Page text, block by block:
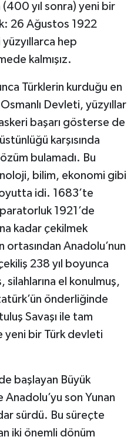
(400 yıl sonra) yeni bir
26 Ağustos 1922
hep
kalmışız.
Türklerin kurduğu en
Devleti, yüzyıllar
başarı gösterse de
karşısında
bulamadı. Bu
bilim, ekonomi gibi
idi. 1683’te
1921’de
kadar çekilmek
ortasından Anadolu’nun
238 yıl boyunca
silahlarına el konulmuş,
önderliğinde
Savaşı ile tam
yeni bir Türk devleti
başlayan Büyük
Anadolu’yu son Yunan
sürdü. Bu süreçte
iki önemli dönüm